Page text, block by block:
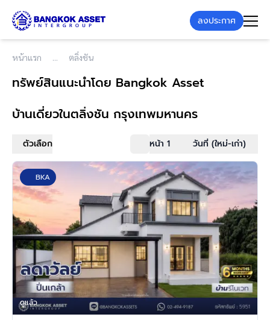
ลงประกาศ
หน้าแรก ตลิ่งชัน
ทรัพย์สินแนะนำโดย Bangkok Asset
บ้านเดี่ยวในตลิ่งชัน กรุงเทพมหานคร
ตัวเลือก หน้า 1 วันที่ (ใหม่-เก่า)
BKA
ดูแล้ว